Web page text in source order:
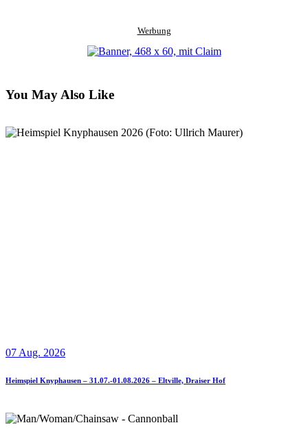
Werbung
You May Also Like
07 Aug. 2026
Heimspiel Knyphausen – 31.07.-01.08.2026 – Eltville, Draiser Hof